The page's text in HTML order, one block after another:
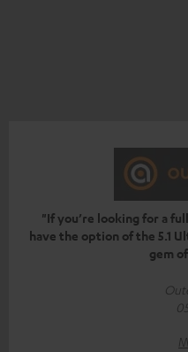
"If you’re looking for a
have the option of the 5.1
gem